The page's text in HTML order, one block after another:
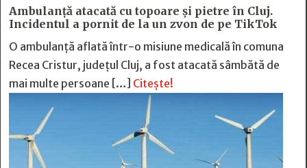
Ambulanță atacată cu topoare și pietre în Cluj.
Incidentul a pornit de la un zvon de pe TikTok
O ambulanță aflată într-o misiune medicală în comuna
Recea Cristur, județul Cluj, a fost atacată sâmbătă de
mai multe persoane […] Citește!